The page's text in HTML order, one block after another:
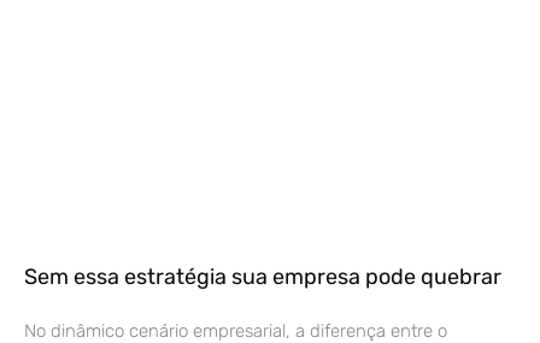
Sem essa estratégia sua empresa pode quebrar
No dinâmico cenário empresarial, a diferença entre o